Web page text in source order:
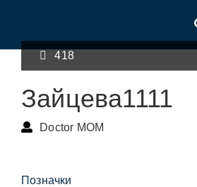
418
Зайцева1111
Doctor MOM
Позначки